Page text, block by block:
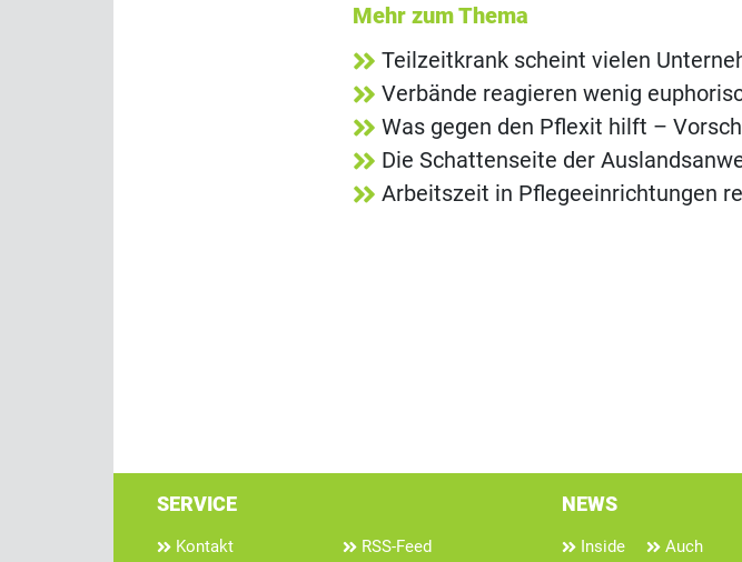
Mehr zum Thema
Teilzeitkrank scheint vielen
Verbände reagieren wenig
Was gegen den Pflexit hilft –
Die Schattenseite der
Arbeitszeit in Pflegeeinrichtungen
SERVICE
Kontakt RSS-Feed
NEWS
Inside Auch